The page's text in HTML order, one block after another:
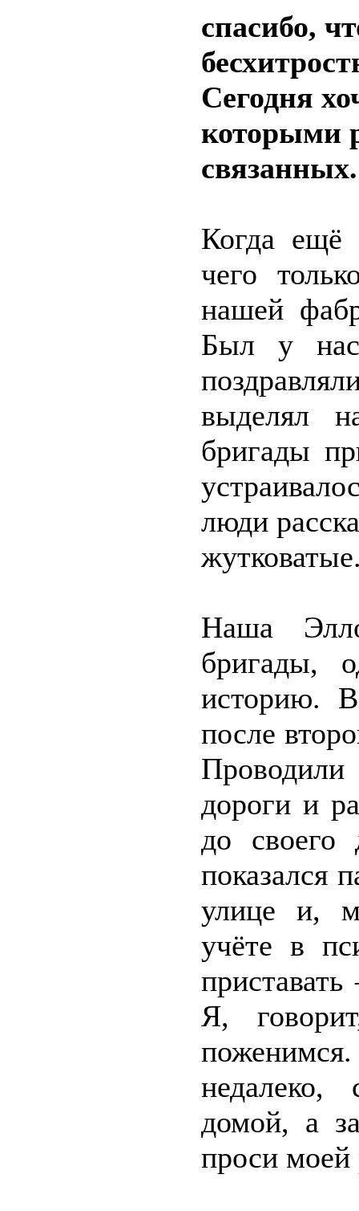
спасибо,
Сегодня
которыми
связанных.
Когда ещё
чего
нашей
Был у нас
выделял
бригады
люди
Наша
бригады,
историю.
после
дороги и
до своего
показался
улице и,
учёте в
Я,
недалеко,
домой, а
проси моей